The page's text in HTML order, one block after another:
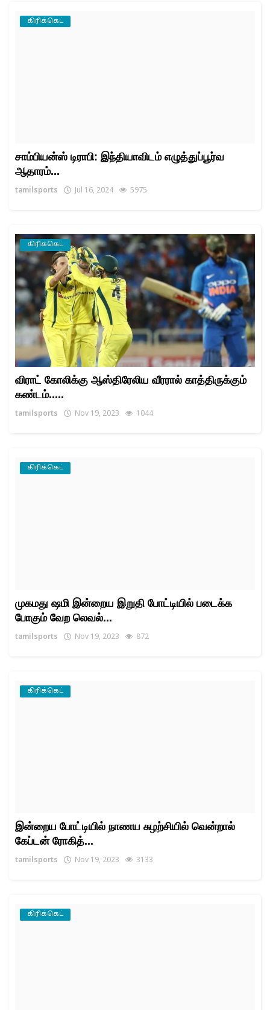
கிரிக்கெட்
சாம்பியன்ஸ் டிராபி: இந்தியாவிடம் எழுத்துப்பூர்வ
ஆதாரம்...
tamilsports Jul 16, 2024 5975
கிரிக்கெட்
விராட் கோலிக்கு ஆஸ்திரேலிய வீரரால் காத்திருக்கும்
கண்டம்.....
tamilsports Nov 19, 2023 1044
கிரிக்கெட்
முகமது ஷமி இன்றைய இறுதி போட்டியில் படைக்க
போகும் வேற லெவல்...
tamilsports Nov 19, 2023 872
கிரிக்கெட்
இன்றைய போட்டியில் நாணய சுழற்சியில் வென்றால்
கேப்டன் ரோகித்...
tamilsports Nov 19, 2023 3133
கிரிக்கெட்